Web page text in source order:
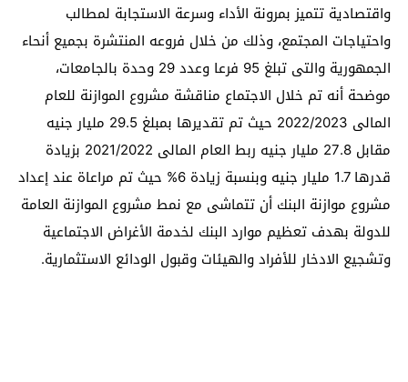
واقتصادية تتميز بمرونة الأداء وسرعة الاستجابة لمطالب
واحتياجات المجتمع، وذلك من خلال فروعه المنتشرة بجميع أنحاء
الجمهورية والتى تبلغ 95 فرعا وعدد 29 وحدة بالجامعات،
موضحة أنه تم خلال الاجتماع مناقشة مشروع الموازنة للعام
المالى 2022/2023 حيث تم تقديرها بمبلغ 29.5 مليار جنيه
مقابل 27.8 مليار جنيه ربط العام المالى 2021/2022 بزيادة
قدرها 1.7 مليار جنيه وبنسبة زيادة 6% حيث تم مراعاة عند إعداد
مشروع موازنة البنك أن تتماشى مع نمط مشروع الموازنة العامة
للدولة بهدف تعظيم موارد البنك لخدمة الأغراض الاجتماعية
وتشجيع الادخار للأفراد والهيئات وقبول الودائع الاستثمارية.